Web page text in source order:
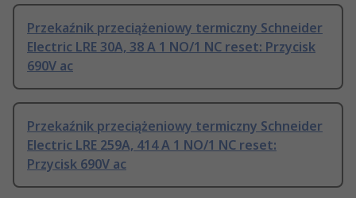
Przekaźnik przeciążeniowy termiczny Schneider
Electric LRE 30A, 38 A 1 NO/1 NC reset: Przycisk
690V ac
Przekaźnik przeciążeniowy termiczny Schneider
Electric LRE 259A, 414 A 1 NO/1 NC reset:
Przycisk 690V ac